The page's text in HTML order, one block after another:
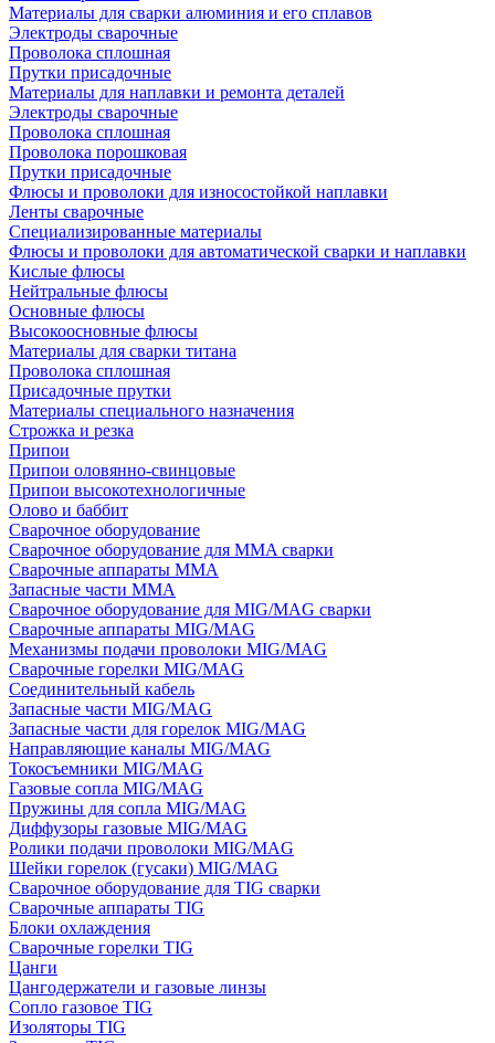
Материалы для сварки алюминия и его сплавов
Электроды сварочные
Проволока сплошная
Прутки присадочные
Материалы для наплавки и ремонта деталей
Электроды сварочные
Проволока сплошная
Проволока порошковая
Прутки присадочные
Флюсы и проволоки для износостойкой наплавки
Ленты сварочные
Специализированные материалы
Флюсы и проволоки для автоматической сварки и наплавки
Кислые флюсы
Нейтральные флюсы
Основные флюсы
Высокоосновные флюсы
Материалы для сварки титана
Проволока сплошная
Присадочные прутки
Материалы специального назначения
Строжка и резка
Припои
Припои оловянно-свинцовые
Припои высокотехнологичные
Олово и баббит
Сварочное оборудование
Сварочное оборудование для MMA сварки
Сварочные аппараты MMA
Запасные части MMA
Сварочное оборудование для MIG/MAG сварки
Сварочные аппараты MIG/MAG
Механизмы подачи проволоки MIG/MAG
Сварочные горелки MIG/MAG
Соединительный кабель
Запасные части MIG/MAG
Запасные части для горелок MIG/MAG
Направляющие каналы MIG/MAG
Токосъемники MIG/MAG
Газовые сопла MIG/MAG
Пружины для сопла MIG/MAG
Диффузоры газовые MIG/MAG
Ролики подачи проволоки MIG/MAG
Шейки горелок (гусаки) MIG/MAG
Сварочное оборудование для TIG сварки
Сварочные аппараты TIG
Блоки охлаждения
Сварочные горелки TIG
Цанги
Цангодержатели и газовые линзы
Сопло газовое TIG
Изоляторы TIG